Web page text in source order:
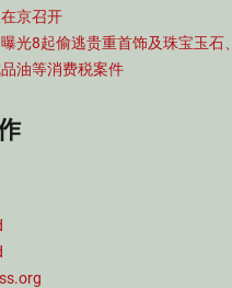
京召开
光8起偷逃贵重首饰及珠宝玉石、
油等消费税案件